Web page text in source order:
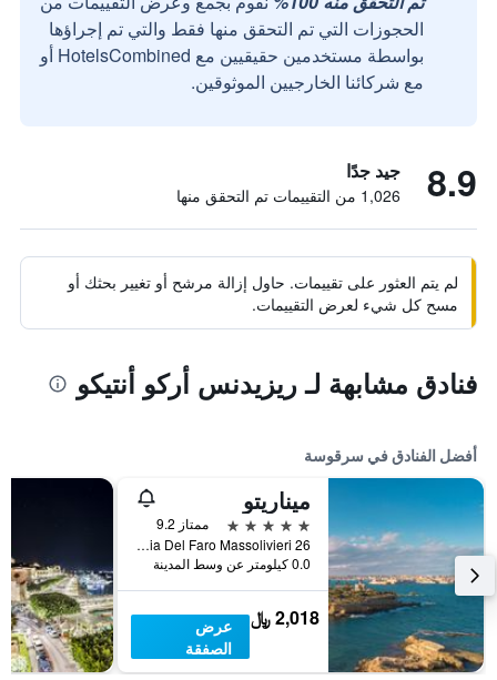
الحجوزات التي تم التحقق منها فقط والتي تم إجراؤها
بواسطة مستخدمين حقيقيين مع HotelsCombined أو
مع شركائنا الخارجيين الموثوقين.
8.9 جيد جدًا
1,026 من التقييمات تم التحقق منها
لم يتم العثور على تقييمات. حاول إزالة مرشح أو تغيير بحثك أو
مسح كل شيء لعرض التقييمات.
فنادق مشابهة لـ ريزيدنس أركو أنتيكو
أفضل الفنادق في سرقوسة
ميناريتو
5 نجوم
ممتاز 9.2
Via Del Faro Massolivieri 26, سرقوسة, صقلية, إيطاليا
0.0 كيلومتر عن وسط المدينة
2,018 ﷼
عرض
الصفقة